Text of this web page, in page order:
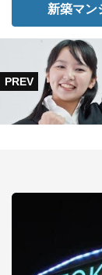
新築マン